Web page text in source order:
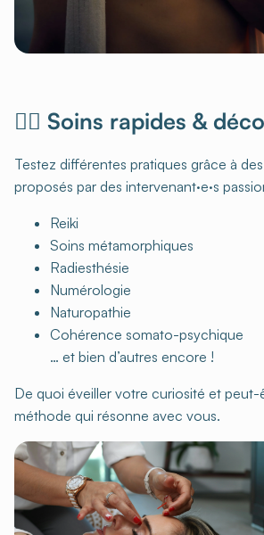
💆‍♀️ Soins rapides &
Testez différentes pratiques grâce à des
proposés par des intervenant·e·s
Reiki
Soins métamorphiques
Radiesthésie
Numérologie
Naturopathie
Cohérence somato-psychique
… et bien d’autres encore !
De quoi éveiller votre curiosité et peut-
méthode qui résonne avec vous.